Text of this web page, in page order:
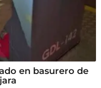
en basurero de